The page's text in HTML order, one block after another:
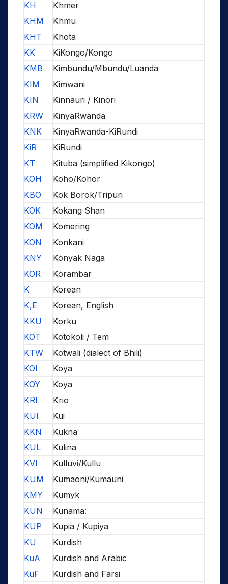
KH
Khmer
KHM
Khmu
KHT
Khota
KK
KiKongo/Kongo
KMB
Kimbundu/Mbundu/Luanda
KIM
Kimwani
KIN
Kinnauri / Kinori
KRW
KinyaRwanda
KNK
KinyaRwanda-KiRundi
KiR
KiRundi
KT
Kituba (simplified Kikongo)
KOH
Koho/Kohor
KBO
Kok Borok/Tripuri
KOK
Kokang Shan
KOM
Komering
KON
Konkani
KNY
Konyak Naga
KOR
Korambar
K
Korean
K,E
Korean, English
KKU
Korku
KOT
Kotokoli / Tem
KTW
Kotwali (dialect of Bhili)
KOI
Koya
KOY
Koya
KRI
Krio
KUI
Kui
KKN
Kukna
KUL
Kulina
KVI
Kulluvi/Kullu
KUM
Kumaoni/Kumauni
KMY
Kumyk
KUN
Kunama:
KUP
Kupia / Kupiya
KU
Kurdish
KuA
Kurdish and Arabic
KuF
Kurdish and Farsi